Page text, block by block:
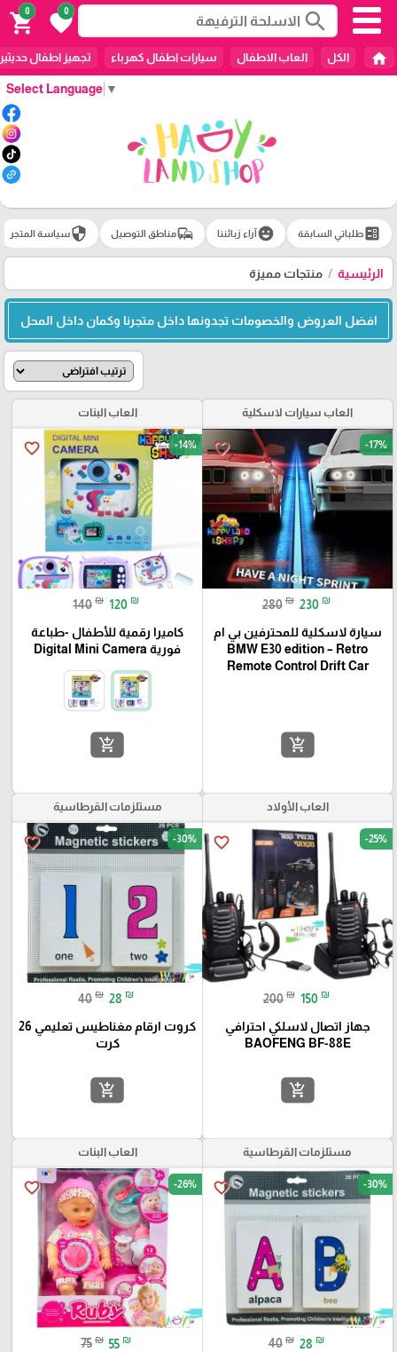
Select Language ▼
search
0
favorite
0
shopping_cart
home الكل العاب الاطفال سيارات اطفال كهرباء تجهيز اطفال
ballotطلباتي السابقة emoji_emotionsآراء زبائننا commuteمناطق التوصيل securityسياسة المتجر
الرئيسية منتجات مميزة
افضل العروض والخصومات تجدونها داخل متجرنا وكمان داخل المحل
العاب سيارات لاسكلية
favorite_border -17%
280 ₪ 230 ₪
سيارة لاسكلية للمحترفين بي ام
BMW E30 edition – Retro
Remote Control Drift Car
add_shopping_cart
العاب البنات
favorite_border -14%
140 ₪ 120 ₪
كاميرا رقمية للأطفال -طباعة
فورية Digital Mini Camera
add_shopping_cart
العاب الأولاد
favorite_border -25%
200 ₪ 150 ₪
جهاز اتصال لاسلكي احترافي
BAOFENG BF-88E
add_shopping_cart
مستلزمات القرطاسية
favorite_border -30%
40 ₪ 28 ₪
كروت ارقام مغناطيس تعليمي 26
كرت
add_shopping_cart
مستلزمات القرطاسية
favorite_border -30%
40 ₪ 28 ₪
العاب البنات
favorite_border -26%
75 ₪ 55 ₪